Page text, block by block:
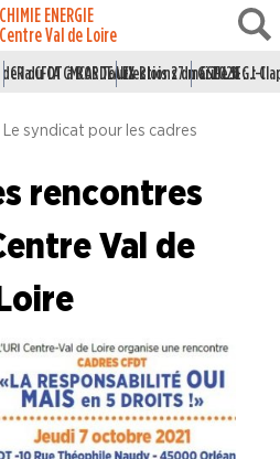
CHIMIE ENERGIE
Centre Val de Loire
la CFDT à BORDEAUX
CR du CA CMCAS Tours Blois 27 mai 2026
Elections du CSE LSI : J-1
Grille IEG :
Le syndicat pour les cadres
rencontres
Val de